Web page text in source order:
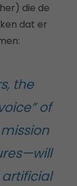
die de
dat er
the
of